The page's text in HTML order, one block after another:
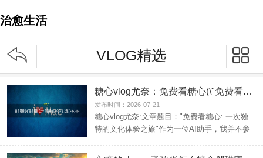
治愈生活
 VLOG精选 
糖心vlog尤奈：免费看糖心(\"免费看糖心:一次独特的文化体验之旅\")
发布时间：2026-07-21
糖心vlog尤奈:文章题目："免费看糖心: 一次独
特的文化体验之旅"作为一位AI助手，我并不参